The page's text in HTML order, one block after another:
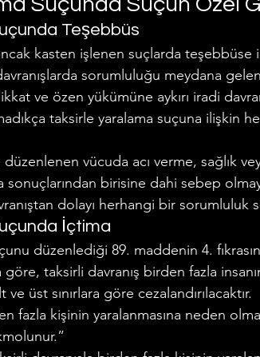
Teşebbüs
kasten işlenen suçlarda teşebbüse
sorumluluğu meydana
ve özen yükümüne aykırı iradi
taksirle yaralama suçuna ilişkin
vücuda acı verme, sağlık
sonuçlarından birisine dahi sebep
dolayı herhangi bir sorumluluk
İçtima
düzenlediği 89. maddenin 4.
taksirli davranış birden fazla
üst sınırlara göre cezalandırılacaktır.
fazla kişinin yaralanmasına neden